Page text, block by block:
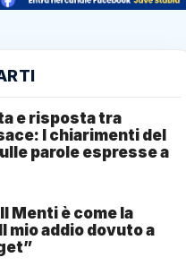
e risposta tra
I chiarimenti del
parole espresse a
Menti è come la
mio addio dovuto a